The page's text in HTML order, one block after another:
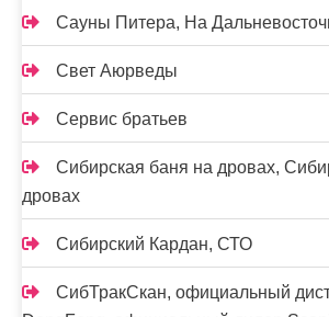
Сауны Питера, На
Свет Аюрведы
Сервис братьев
Сибирская баня на дровах,
дровах
Сибирский Кардан, СТО
СибТракСкан, официальный